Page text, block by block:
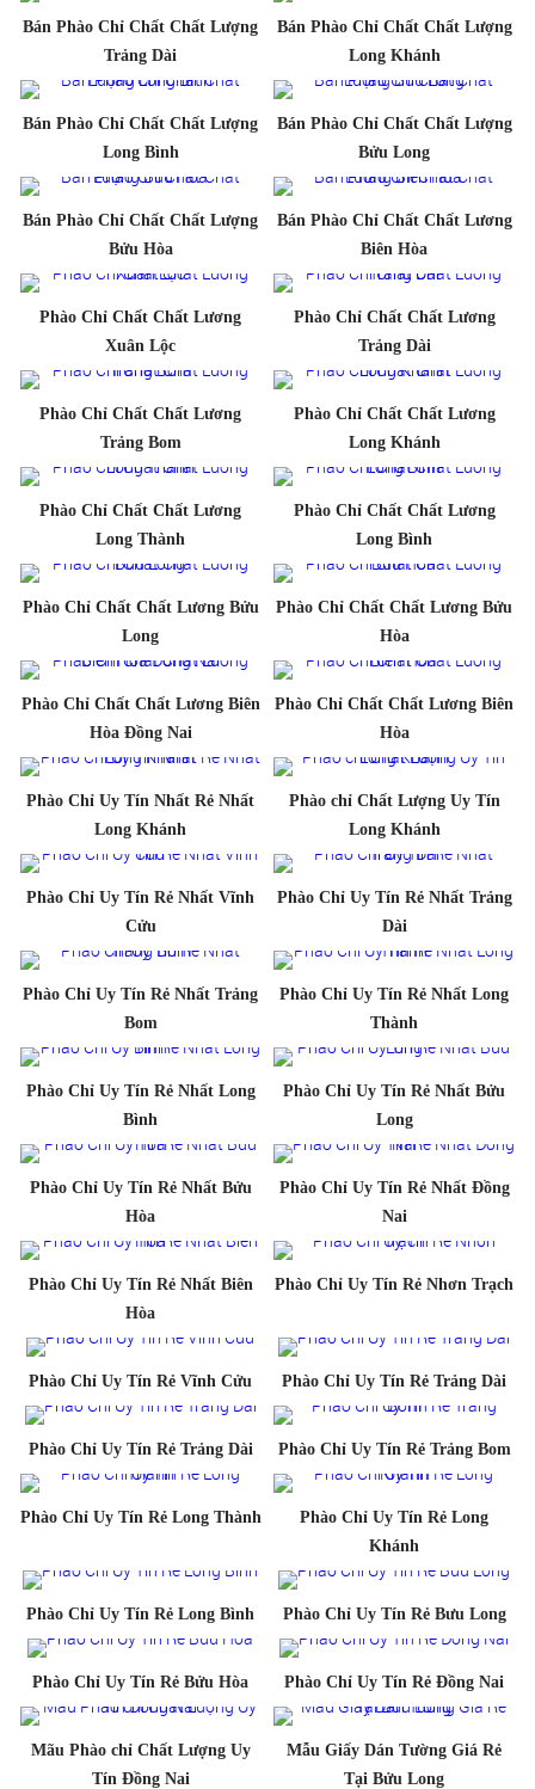
Bán Phào Chỉ Chất Chất Lượng
Trảng Dài
Bán Phào Chỉ Chất Chất Lượng
Long Khánh
Bán Phào Chỉ Chất Chất Lượng
Long Bình
Bán Phào Chỉ Chất Chất Lượng
Bửu Long
Bán Phào Chỉ Chất Chất Lượng
Bửu Hòa
Bán Phào Chỉ Chất Chất Lương
Biên Hòa
Phào Chỉ Chất Chất Lương
Xuân Lộc
Phào Chỉ Chất Chất Lương
Trảng Dài
Phào Chỉ Chất Chất Lương
Trảng Bom
Phào Chỉ Chất Chất Lương
Long Khánh
Phào Chỉ Chất Chất Lương
Long Thành
Phào Chỉ Chất Chất Lương
Long Bình
Phào Chỉ Chất Chất Lương Bửu
Long
Phào Chỉ Chất Chất Lương Bửu
Hòa
Phào Chỉ Chất Chất Lương Biên
Hòa Đồng Nai
Phào Chỉ Chất Chất Lương Biên
Hòa
Phào Chỉ Uy Tín Nhất Rẻ Nhất
Long Khánh
Phào chỉ Chất Lượng Uy Tín
Long Khánh
Phào Chỉ Uy Tín Rẻ Nhất Vĩnh
Cửu
Phào Chỉ Uy Tín Rẻ Nhất Trảng
Dài
Phào Chỉ Uy Tín Rẻ Nhất Trảng
Bom
Phào Chỉ Uy Tín Rẻ Nhất Long
Thành
Phào Chỉ Uy Tín Rẻ Nhất Long
Bình
Phào Chỉ Uy Tín Rẻ Nhất Bửu
Long
Phào Chỉ Uy Tín Rẻ Nhất Bửu
Hòa
Phào Chỉ Uy Tín Rẻ Nhất Đồng
Nai
Phào Chỉ Uy Tín Rẻ Nhất Biên
Hòa
Phào Chỉ Uy Tín Rẻ Nhơn Trạch
Phào Chỉ Uy Tín Rẻ Vĩnh Cửu Phào Chỉ Uy Tín Rẻ Trảng Dài
Phào Chỉ Uy Tín Rẻ Trảng Dài Phào Chỉ Uy Tín Rẻ Trảng Bom
Phào Chỉ Uy Tín Rẻ Long Thành
Phào Chỉ Uy Tín Rẻ Long
Khánh
Phào Chỉ Uy Tín Rẻ Long Bình Phào Chỉ Uy Tín Rẻ Bưu Long
Phào Chỉ Uy Tín Rẻ Bửu Hòa Phào Chỉ Uy Tín Rẻ Đồng Nai
Mãu Phào chỉ Chất Lượng Uy
Tín Đồng Nai
Mẫu Giấy Dán Tường Giá Rẻ
Tại Bửu Long